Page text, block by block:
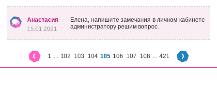
Анастасия
15.01.2021
Елена, напишите замечания в личном кабинете
администратору решим вопрос.
1 ... 102 103 104 105 106 107 108 ... 421